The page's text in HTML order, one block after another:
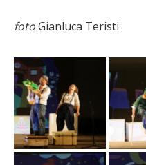
fotoGianluca Teristi